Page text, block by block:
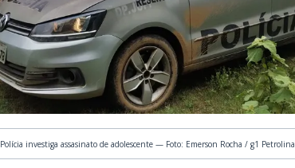
Polícia investiga assasinato de adolescente — Foto: Emerson Rocha / g1 Petrolina